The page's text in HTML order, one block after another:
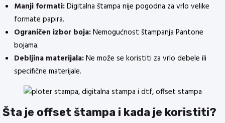
Manji formati:Digitalna štampa nije pogodna za vrlo velike
formate papira.
Ograničen izbor boja:Nemogućnost štampanja Pantone
bojama.
Debljina materijala:Ne može se koristiti za vrlo debele ili
specifične materijale.
Šta je offset štampa i kada je koristiti?